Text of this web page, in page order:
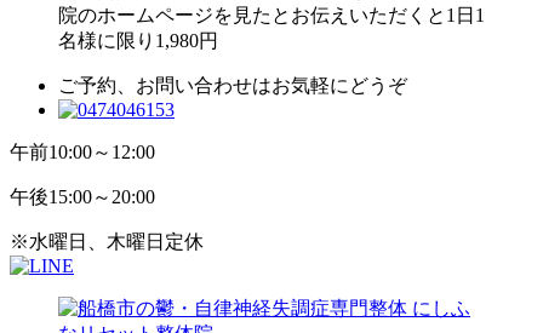
ご予約、お問い合わせはお気軽にどうぞ
午前10:00～12:00
午後15:00～20:00
※水曜日、木曜日定休